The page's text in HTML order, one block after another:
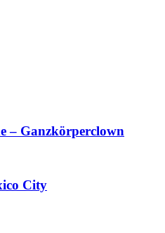
– Ganzkörperclown
City